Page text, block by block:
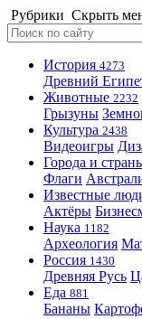
Рубрики Скрыть
История 4273
Древний
Животные 2232
Грызуны
Культура 2438
Видеоигры
Города и
Флаги
Известные
Актёры
Наука 1182
Археология
Россия 1430
Древняя Русь
Еда 881
Бананы